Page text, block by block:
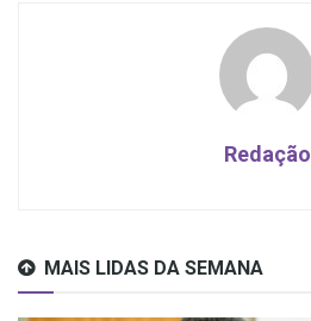
Redação
MAIS LIDAS DA SEMANA